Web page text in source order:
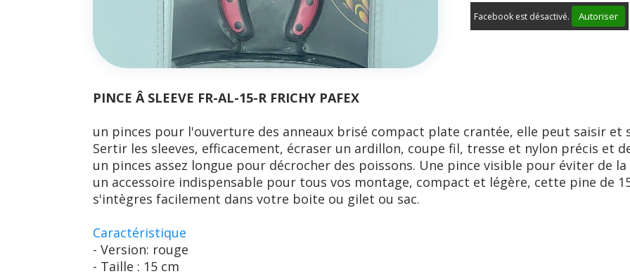
Facebook est désactivé. Autoriser
PINCE Â SLEEVE FR-AL-15-R FRICHY PAFEX
un pinces pour l'ouverture des anneaux brisé compact plate crantée, elle peut saisir et
Sertir les sleeves, efficacement, écraser un ardillon, coupe fil, tresse et nylon précis et
un pinces assez longue pour décrocher des poissons. Une pince visible pour éviter de
un accessoire indispensable pour tous vos montage, compact et légère, cette pine de
s'intègres facilement dans votre boite ou gilet ou sac.
Caractéristique
- Version: rouge
- Taille : 15 cm